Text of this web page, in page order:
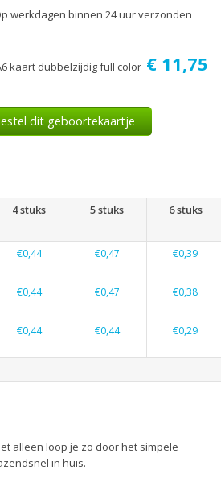
werkdagen binnen 24 uur verzonden
kaart dubbelzijdig full color € 11,75
dit geboortekaartje
4 stuks 5 stuks 6 stuks
€0,44 €0,47 €0,39
€0,44 €0,47 €0,38
€0,44 €0,44 €0,29
alleen loop je zo door het simpele
in huis.